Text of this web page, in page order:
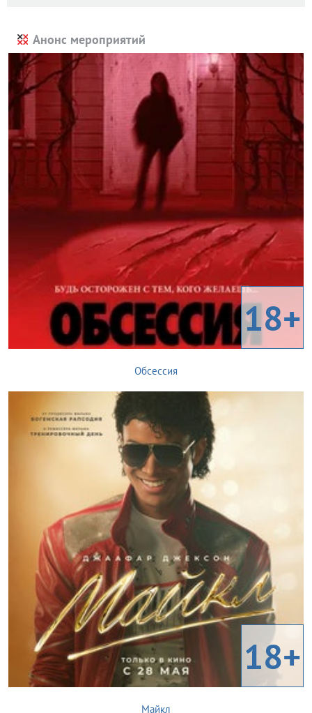
Анонс мероприятий
18+
Обсессия
18+
Майкл